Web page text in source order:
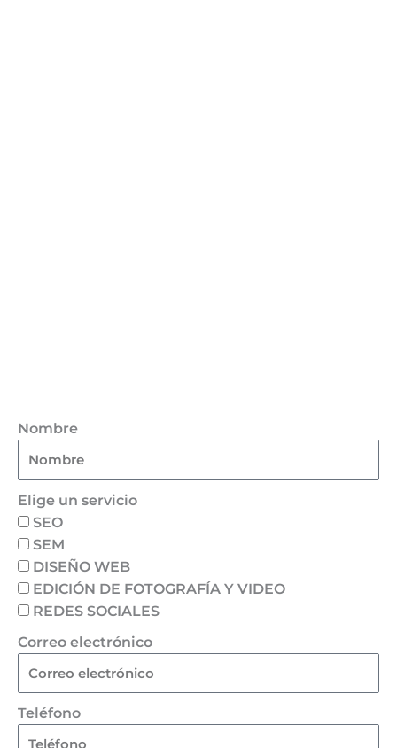
Nombre
Elige un servicio
SEO
SEM
DISEÑO WEB
EDICIÓN DE FOTOGRAFÍA Y VIDEO
REDES SOCIALES
Correo electrónico
Teléfono